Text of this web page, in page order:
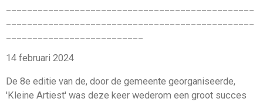
14 februari 2024
De 8e editie van de, door de gemeente georganiseerde,
'Kleine Artiest' was deze keer wederom een groot succes